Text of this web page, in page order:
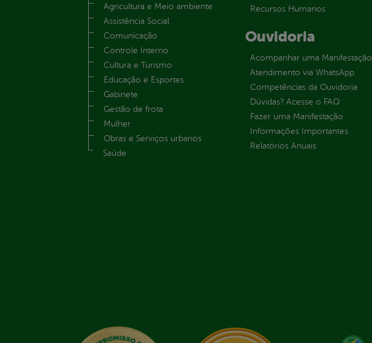
Agricultura e Meio ambiente
Assistência Social
Comunicação
Controle Interno
Cultura e Turismo
Educação e Esportes
Gabinete
Gestão de frota
Mulher
Obras e Serviços urbanos
Saúde
Recursos Humanos
Ouvidoria
Acompanhar uma Manifestação
Atendimento via WhatsApp
Competências da Ouvidoria
Dúvidas? Acesse o FAQ
Fazer uma Manifestação
Informações Importantes
Relatórios Anuais